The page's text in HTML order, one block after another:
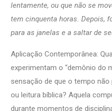
lentamente, ou que não se
tem cinquenta horas. Depois,
para as janelas e a saltar de
Aplicação Contemporânea:
experimentam o “demônio do
sensação de que o tempo
ou leitura bíblica? Aquela
durante momentos de